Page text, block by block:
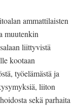
ammattilaisten
muutenkin
liittyvistä
kootaan
työelämästä ja
liiton
sekä parhaita